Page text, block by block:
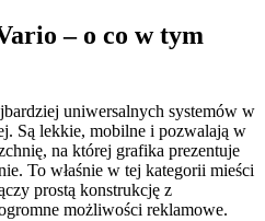
– o co w tym
uniwersalnych systemów w
Są lekkie, mobilne i pozwalają w
na której grafika prezentuje
To właśnie w tej kategorii mieści
prostą konstrukcję z
możliwości reklamowe.